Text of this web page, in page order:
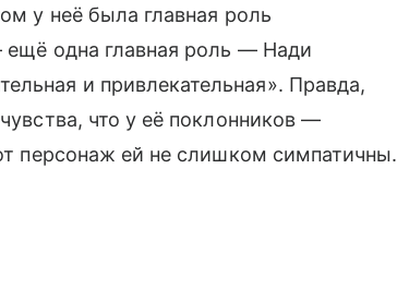
у неё была главная роль
ещё одна главная роль — Нади
и привлекательная». Правда,
что у её поклонников —
персонаж ей не слишком симпатичны.